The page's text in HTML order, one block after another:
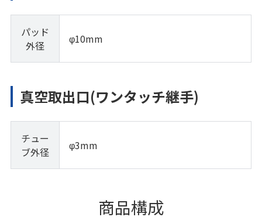
パッド
外径
φ10mm
真空取出口(ワンタッチ継手)
チュー
ブ外径
φ3mm
商品構成